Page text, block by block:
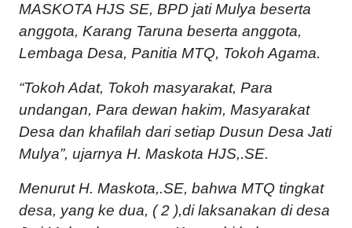
MASKOTA HJS SE, BPD jati Mulya beserta
anggota, Karang Taruna beserta anggota,
Lembaga Desa, Panitia MTQ, Tokoh Agama.
“Tokoh Adat, Tokoh masyarakat, Para
undangan, Para dewan hakim, Masyarakat
Desa dan khafilah dari setiap Dusun Desa Jati
Mulya”, ujarnya H. Maskota HJS,.SE.
Menurut H. Maskota,.SE, bahwa MTQ tingkat
desa, yang ke dua, ( 2 ),di laksanakan di desa